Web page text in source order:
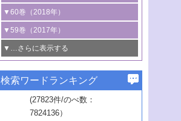
る非貴金属触媒の研究動向
5号 ゼオライトの合成と応用における研
究動向
6号 ヘテロ接合界面
B号 第135回触媒討論会（2025年）
線を利用した触媒解析技術の最先端
5号 単原子触媒
6号 参照触媒委員会からのお知らせ
B号 第133回触媒討論会（2023年）
4号 格子酸素・格子酸素欠陥を利用した
触媒反応
5号 生体触媒によるエネルギー変換反応
6号 窒素とリンの循環のための触媒・機
能性材料
3号 CO の排出削減および有効活用のた
めの触媒技術
4号 若手による情報発信企画～とびたて
若き触媒の研究者たち～（1）
若き触媒の研究者たち～（2）
6号 石油のノーブル・ユースを志向した
触媒技術
3号 特殊反応場を利用した触媒的分子変
換反応
4号 多孔質材料を用いた触媒の新展開
5号 情報学的手法を用いた触媒開発
6号 カーボンニュートラルに向けた電解
技術
B号 第127回触媒討論会（2021年・オン
ライン開催(Zoom)のみ）
タリゼーション
2号 機能化学品製造に資するクリーンな
触媒的酸化反応
3号 水処理のための触媒化学
4号 光触媒を用いた水分解の最新の研究
動向
5号 次世代の触媒プロセスを支えるマイ
1号 物質移動制御に着目した触媒プロセ
ス開発
2号 CO2 フリー水素サプライチェーンに
関わる触媒開発動向
3号 精密高分子合成に関する最近の研究
動向
4号 バイオマス化成品製造のための触媒
▼60巻（2018年）
1号 固体酸触媒の最新の研究動向
2号 二酸化炭素からの有用化学品合成
3号 ナノ粒子・クラスター触媒の最前線
4号 60周年記念企画
5号 進化するゼオライト合成技術
6号 非貴金属系触媒における電気化学的
▼59巻（2017年）
1号 いたるところに，触媒
最先端技術
3号 無機分離膜材料の開発と触媒反応プ
ロセスへの適用
▼…さらに表示する
1号 ユニークな構造の高分子を生み出す触
2号 リグニンからの化成品製造に向けた触
▼57巻（2015年）
1号 水素キャリアにかかわる触媒技術の新
▼56巻（2014年）
検索ワードランキング
(27823件/のべ数：
7824136）